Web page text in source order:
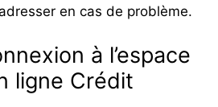
en cas de problème.
à l’espace
ligne Crédit